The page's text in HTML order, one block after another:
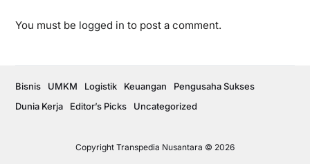
You must be logged in to post a comment.
Copyright Transpedia Nusantara © 2026
Bisnis UMKM Logistik Keuangan
Pengusaha Sukses
Dunia Kerja
Editor’s Picks Uncategorized